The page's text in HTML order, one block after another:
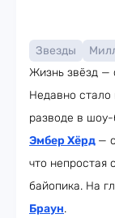
Звезды
Жизнь звёзд —
Недавно стало
разводе в
Эмбер Хёрд —
что непростая
байопика. На
Браун.